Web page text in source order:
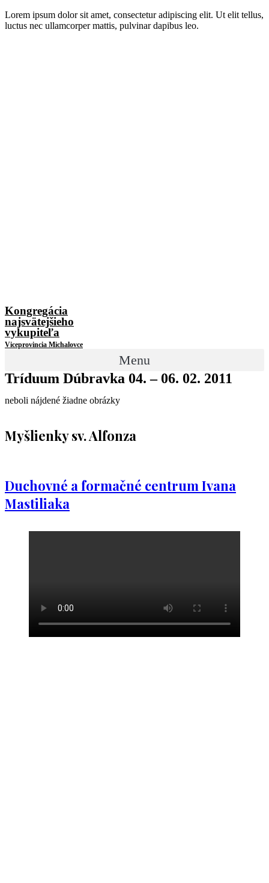
Lorem ipsum dolor sit amet, consectetur adipiscing elit. Ut elit tellus,
luctus nec ullamcorper mattis, pulvinar dapibus leo.
Kongregácia
najsvätejšieho
vykupiteľa
Viceprovincia Michalovce
Menu
Tríduum Dúbravka 04. – 06. 02. 2011
neboli nájdené žiadne obrázky
Myšlienky sv. Alfonza
Duchovné a formačné centrum Ivana
Mastiliaka